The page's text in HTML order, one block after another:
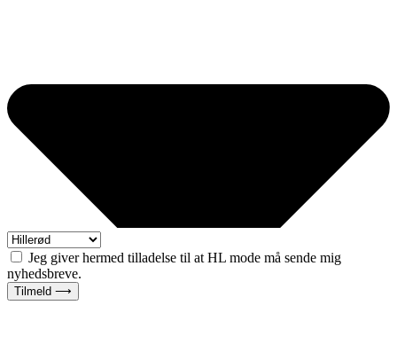
Jeg giver hermed tilladelse til at HL mode må sende mig
nyhedsbreve.
Tilmeld ⟶